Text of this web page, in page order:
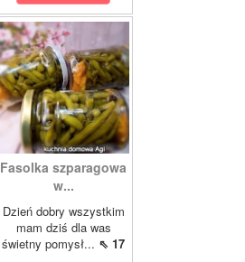
Fasolka szparagowa
w...
Dzień dobry wszystkim
mam dziś dla was
świetny pomysł... ⇖ 17